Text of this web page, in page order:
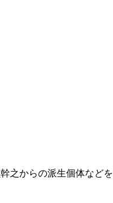
之からの派生個体など